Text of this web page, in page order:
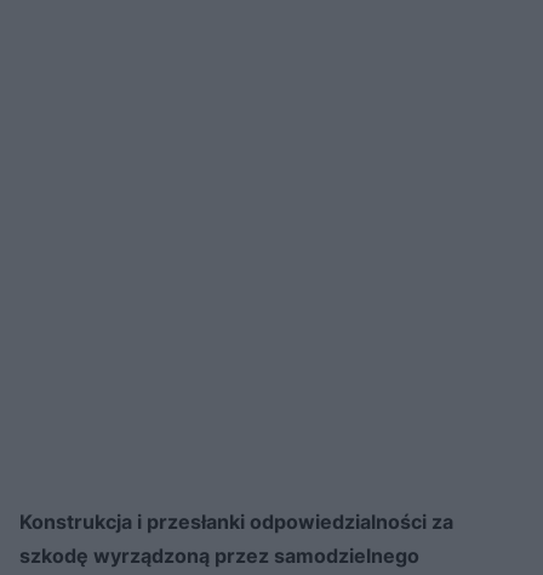
Konstrukcja i przesłanki odpowiedzialności za
szkodę wyrządzoną przez samodzielnego